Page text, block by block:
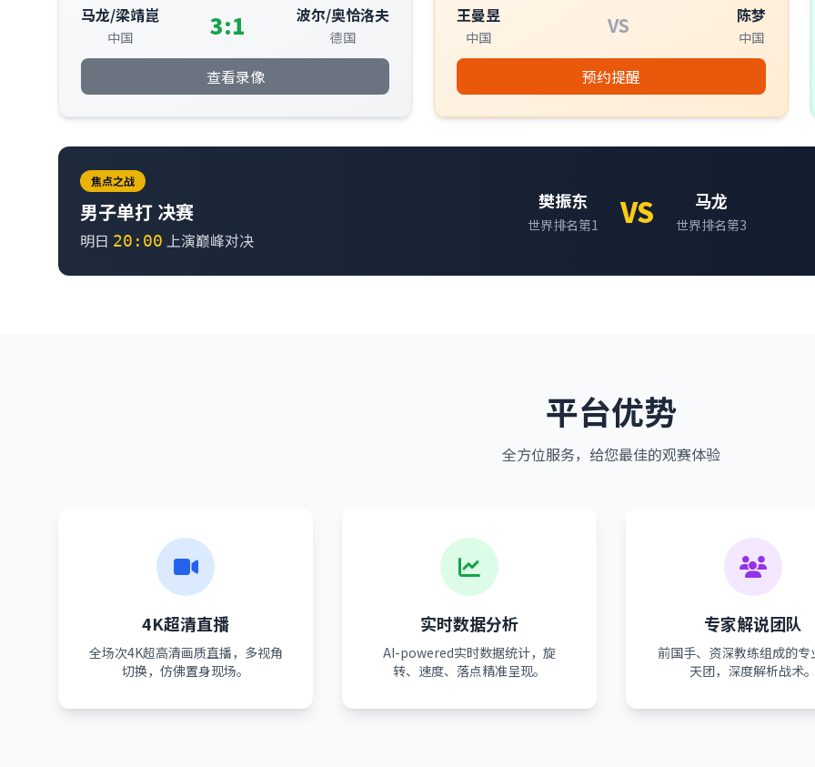
马龙/梁靖崑
中国 3:1 波尔/奥恰洛夫
德国
查看录像
王曼昱
中国 VS 陈梦
中国
预约提醒
焦点之战
男子单打 决赛
明日 20:00 上演巅峰对决
樊振东
世界排名第1 VS 马龙
世界排名第3
平台优势
全方位服务，给您最佳的观赛体验
4K超清直播
全场次4K超高清画质直播，多视角
切换，仿佛置身现场。
实时数据分析
AI-powered实时数据统计，旋
转、速度、落点精准呈现。
专家解说团队
前国手、资深教练组成的专
天团，深度解析战术